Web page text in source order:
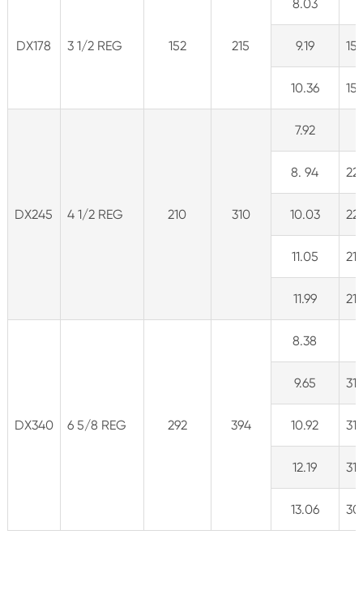
DX178 3 1/2 REG 152 215
8.03
9.19 156
10.36
DX245 4 1/2 REG 210 310
7.92
8. 94
10.03 221
11.05 218
11.99 216
DX340 6 5/8 REG 292 394
8.38
9.65 316
10.92 314
12.19 311
13.06